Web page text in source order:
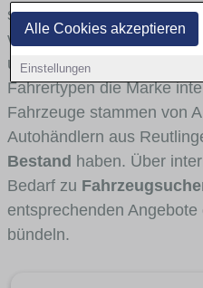
Alle Cookies akzeptieren
Einstellungen
skizzieren, in welchen
vertreten ist, welche
und Umlandverkehr zu
Fahrertypen die Marke
Fahrzeuge stammen von
Autohändlern aus
Bestand haben. Über
Bedarf zu
entsprechenden
bündeln.